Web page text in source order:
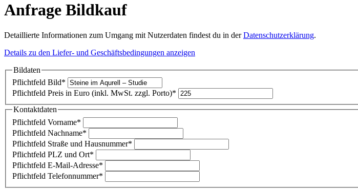
Anfrage Bildkauf
Detaillierte Informationen zum Umgang mit Nutzerdaten findest du in derDatenschutzerklärung.
Details zu den Liefer- und Geschäftsbedingungen anzeigen
Bildaten
Pflichtfeld Bild*
Pflichtfeld Preis in Euro (inkl. MwSt. zzgl. Porto)*
Kontaktdaten
Pflichtfeld Vorname*
Pflichtfeld Nachname*
Pflichtfeld Straße und Hausnummer*
Pflichtfeld PLZ und Ort*
Pflichtfeld E-Mail-Adresse*
Pflichtfeld Telefonnummer*